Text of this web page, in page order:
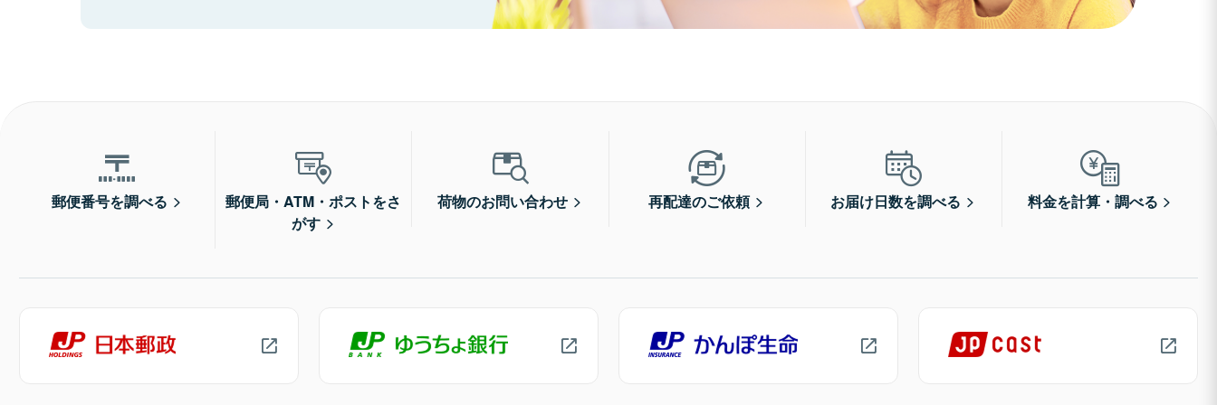
郵便番号を調べる
郵便局・ATM・ポストをさ
がす
荷物のお問い合わせ 再配達のご依頼 お届け日数を調べる 料金を計算・調べる